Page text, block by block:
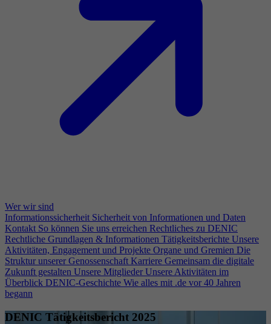
Wer wir sind
Informationssicherheit Sicherheit von Informationen und Daten
Kontakt So können Sie uns erreichen Rechtliches zu DENIC
Rechtliche Grundlagen & Informationen Tätigkeitsberichte Unsere
Aktivitäten, Engagement und Projekte Organe und Gremien Die
Struktur unserer Genossenschaft Karriere Gemeinsam die digitale
Zukunft gestalten Unsere Mitglieder Unsere Aktivitäten im
Überblick DENIC-Geschichte Wie alles mit .de vor 40 Jahren
begann
DENIC Tätigkeitsbericht 2025